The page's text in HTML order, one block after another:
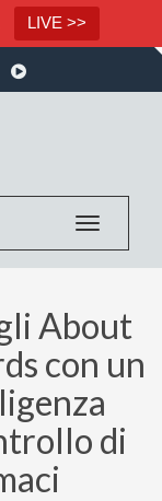
LIVE >>
Toggle
About
con un
di